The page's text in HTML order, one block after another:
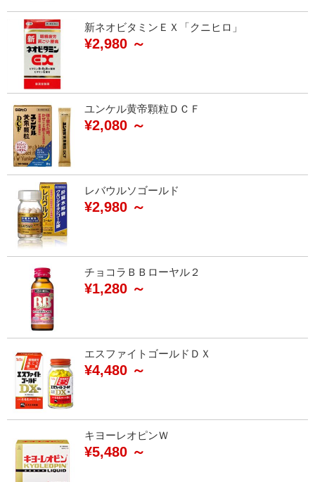
新ネオビタミンＥＸ「クニヒロ」
¥2,980 ～
ユンケル黄帝顆粒ＤＣＦ
¥2,080 ～
レバウルソゴールド
¥2,980 ～
チョコラＢＢローヤル２
¥1,280 ～
エスファイトゴールドＤＸ
¥4,480 ～
キヨーレオピンＷ
¥5,480 ～